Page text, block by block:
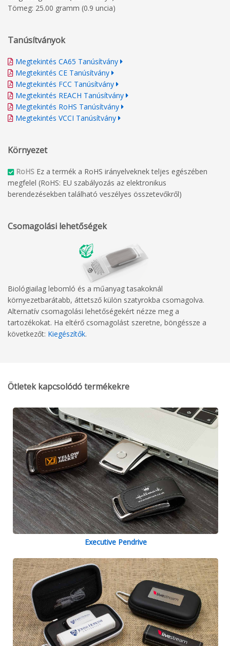
Tömeg: 25.00 gramm (0.9 uncia)
Tanúsítványok
Megtekintés CA65 Tanúsítvány
Megtekintés CE Tanúsítvány
Megtekintés FCC Tanúsítvány
Megtekintés REACH Tanúsítvány
Megtekintés RoHS Tanúsítvány
Megtekintés VCCI Tanúsítvány
Környezet
RoHS Ez a termék a RoHS irányelveknek teljes egészében
megfelel (RoHS: EU szabályozás az elektronikus
berendezésekben található veszélyes összetevőkről)
Csomagolási lehetőségek
Biológiailag lebomló és a műanyag tasakoknál
környezetbarátabb, áttetsző külön szatyrokba csomagolva.
Alternatív csomagolási lehetőségekért nézze meg a
tartozékokat. Ha eltérő csomagolást szeretne, böngéssze a
következőt: Kiegészítők.
Ötletek kapcsolódó termékekre
Executive Pendrive